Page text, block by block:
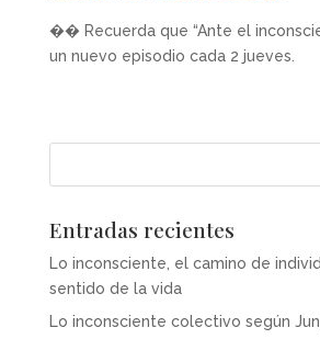
�� Recuerda que “Ante el
un nuevo episodio cada 2 jueves.
Entradas recientes
Lo inconsciente, el camino de
sentido de la vida
Lo inconsciente colectivo según